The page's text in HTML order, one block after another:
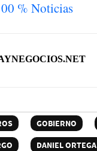
% Noticias
GOBIERNO
DANIEL ORTEGA